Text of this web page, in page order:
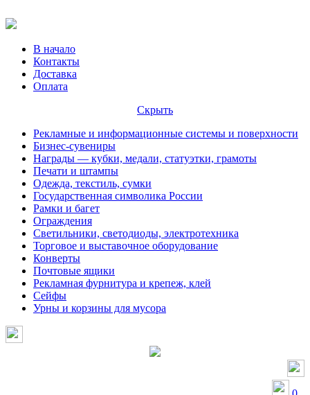
В начало
Контакты
Доставка
Оплата
Скрыть
Рекламные и информационные системы и поверхности
Бизнес-сувениры
Награды — кубки, медали, статуэтки, грамоты
Печати и штампы
Одежда, текстиль, сумки
Государственная символика России
Рамки и багет
Ограждения
Светильники, светодиоды, электротехника
Торговое и выставочное оборудование
Конверты
Почтовые ящики
Рекламная фурнитура и крепеж, клей
Сейфы
Урны и корзины для мусора